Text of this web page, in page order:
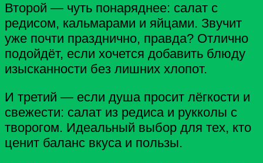
Второй — чуть понаряднее: салат с
редисом, кальмарами и яйцами. Звучит
уже почти празднично, правда? Отлично
подойдёт, если хочется добавить блюду
изысканности без лишних хлопот.
И третий — если душа просит лёгкости и
свежести: салат из редиса и рукколы с
творогом. Идеальный выбор для тех, кто
ценит баланс вкуса и пользы.